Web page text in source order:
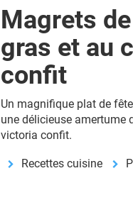
Magrets
gras et au
confit
Un magnifique plat de
une délicieuse amertume
victoria confit.
Recettes cuisine